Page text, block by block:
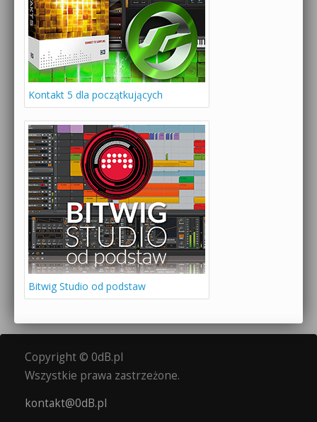
Kontakt 5 dla początkujących
Bitwig Studio od podstaw
Copyright © 0dB.pl
Wszystkie prawa zastrzeżone.
kontakt@0dB.pl